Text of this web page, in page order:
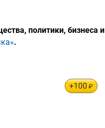
политики, бизнеса и
.
+100 ₽